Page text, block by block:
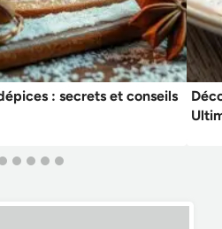
: secrets et conseils